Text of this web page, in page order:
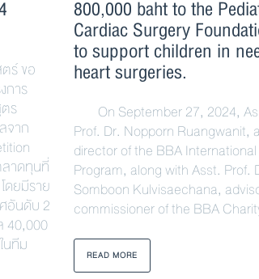
ร์ ขอ
การ
ร
จาก
ลาดทุนที่
ดยมีราย
อันดับ 2
40,000
นทีม
800,000 baht to the
Cardiac Surgery
to support children in
heart surgeries.
On September 27, 2024,
Prof. Dr. Nopporn Ruangwanit,
director of the BBA International
Program, along with Asst. Prof.
Somboon Kulvisaechana,
commissioner of the BBA
READ MORE